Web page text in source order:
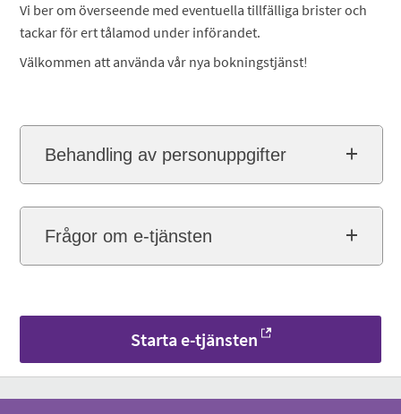
Vi ber om överseende med eventuella tillfälliga brister och
tackar för ert tålamod under införandet.
Välkommen att använda vår nya bokningstjänst!
Behandling av personuppgifter
Frågor om e-tjänsten
Starta e-tjänsten